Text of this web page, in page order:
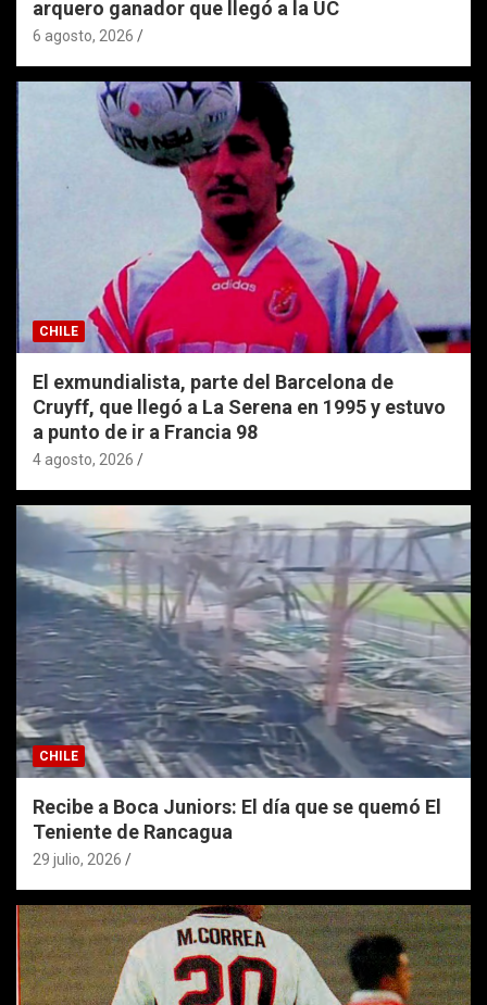
arquero ganador que llegó a la UC
6 agosto, 2026
CHILE
El exmundialista, parte del Barcelona de
Cruyff, que llegó a La Serena en 1995 y estuvo
a punto de ir a Francia 98
4 agosto, 2026
CHILE
Recibe a Boca Juniors: El día que se quemó El
Teniente de Rancagua
29 julio, 2026